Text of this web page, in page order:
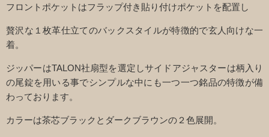
フロントポケットはフラップ付き貼り付けポケットを配置し
贅沢な１枚革仕立てのバックスタイルが特徴的で玄人向けな一
着。
ジッパーはTALON社扇型を選定しサイドアジャスターは柄入り
の尾錠を用いる事でシンプルな中にも一つ一つ銘品の特徴が備
わっております。
カラーは茶芯ブラックとダークブラウンの２色展開。